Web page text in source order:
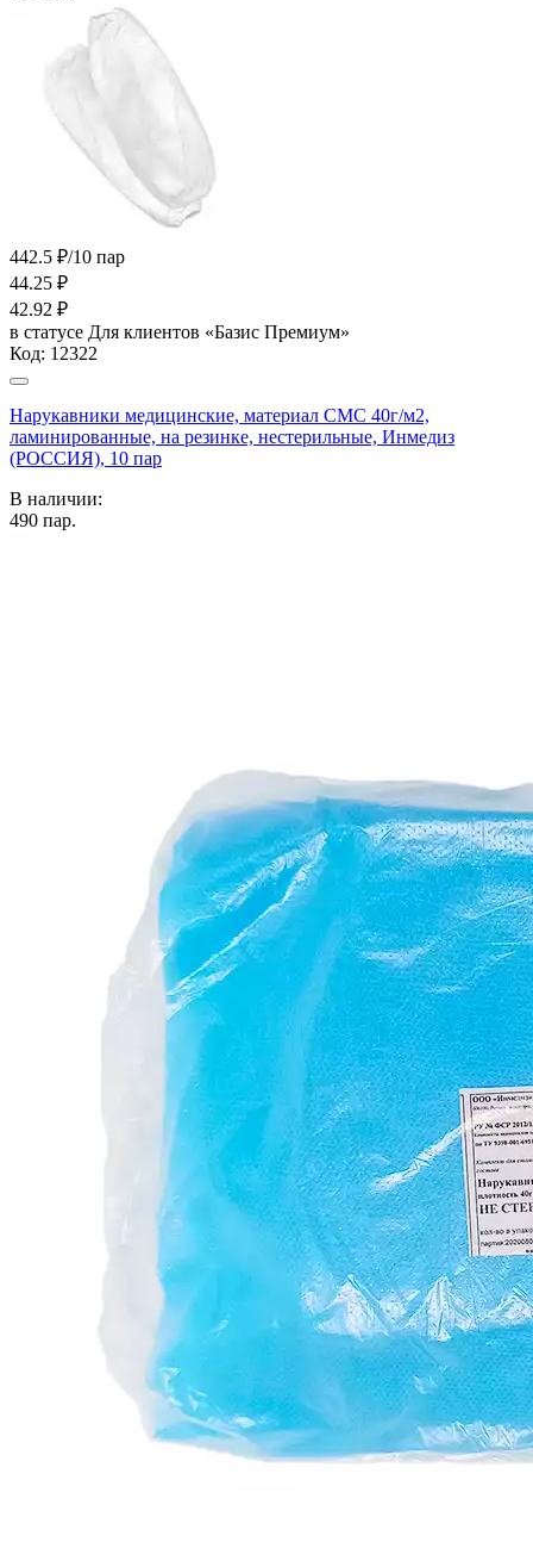
442.5 ₽/10 пар
44.25 ₽
42.92 ₽
в статусе Для клиентов «Базис Премиум»
Код: 12322
Нарукавники медицинские, материал СМС 40г/м2,
ламинированные, на резинке, нестерильные, Инмедиз
(РОССИЯ), 10 пар
В наличии:
490 пар.